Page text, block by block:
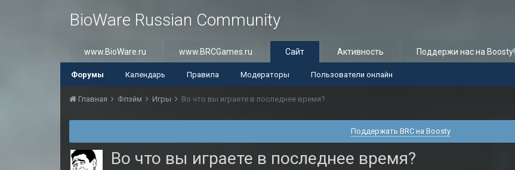
BioWare Russian Community
www.BioWare.ru www.BRCGames.ru Сайт
Форумы Календарь Правила Модераторы Пользователи онлайн
Активность Поддержи нас на Boosty!
Главная Флэйм Игры Во что вы играете в последнее время?
Поддержать BRC на Boosty
Во что вы играете в последнее время?